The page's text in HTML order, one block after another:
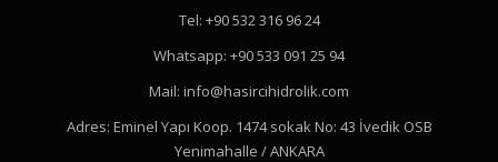
Tel: +90 532 316 96 24
Whatsapp: +90 533 091 25 94
Mail: info@hasircihidrolik.com
Adres: Eminel Yapı Koop. 1474 sokak No: 43 İvedik OSB
Yenimahalle / ANKARA